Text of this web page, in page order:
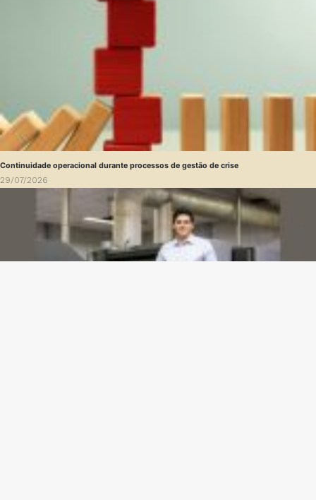
Continuidade operacional durante processos de gestão de crise
29/07/2026